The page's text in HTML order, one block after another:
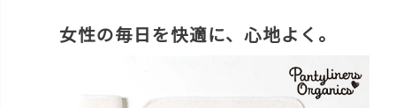
女性の毎日を快適に、心地よく。